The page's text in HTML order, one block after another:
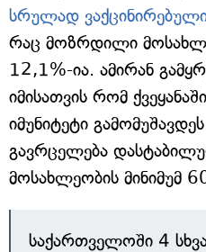
სრულად
რაც მოზრდილი
12,1%-ია. ამირან
იმისათვის რომ
იმუნიტეტი
გავრცელება
მოსახლეობის მინიმუმ
საქართველოში 4